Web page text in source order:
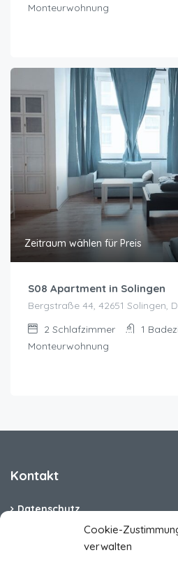
Cookie-
verwalten
Monteurwohnung
Zeitraum wählen für Preis
S08 Apartment in Solingen
Bergstraße 44, 42651 Solingen,
2 Schlafzimmer 1
Monteurwohnung
Kontakt
Datenschutz
Cookie-Richtlinie (EU)